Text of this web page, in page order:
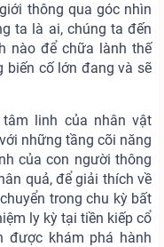
thông qua góc nhìn
ta là ai, chúng ta đến
nào để chữa lành thế
biến cố lớn đang và sẽ
linh của nhân vật
những tầng cõi năng
của con người thông
quả, để giải thích về
trong chu kỳ bất
ly kỳ tại tiền kiếp cổ
được khám phá hành